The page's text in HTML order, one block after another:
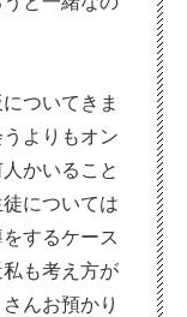
ついてきま
よりもオン
かいること
については
するケース
も考え方が
んお預かり